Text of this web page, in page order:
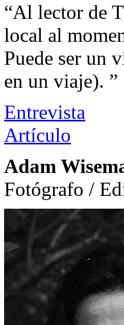
“Al lector de
local al
Puede ser un
en un viaje). ”
Entrevista
Artículo
Adam
Fotógrafo /